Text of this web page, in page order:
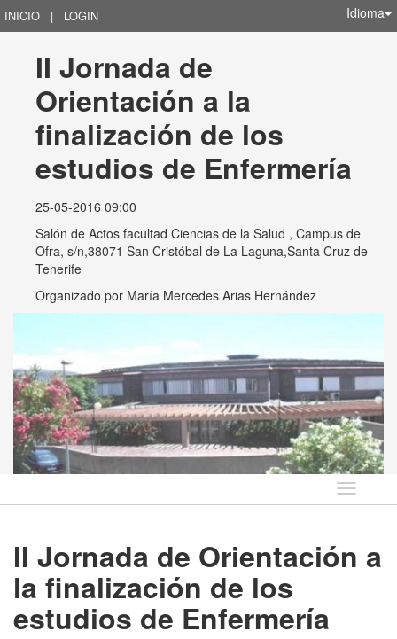
INICIO | LOGIN Idioma
II Jornada de
Orientación a la
finalización de los
estudios de Enfermería
25-05-2016 09:00
Salón de Actos facultad Ciencias de la Salud , Campus de
Ofra, s/n,38071 San Cristóbal de La Laguna,Santa Cruz de
Tenerife
Organizado por María Mercedes Arias Hernández
Idioma
II Jornada de Orientación a
la finalización de los
estudios de Enfermería